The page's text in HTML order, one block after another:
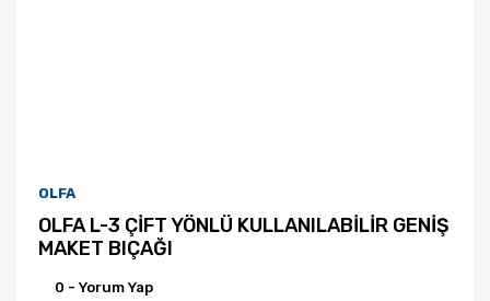
OLFA
OLFA L-3 ÇİFT YÖNLÜ KULLANILABİLİR GENİŞ
MAKET BIÇAĞI
0 - Yorum Yap